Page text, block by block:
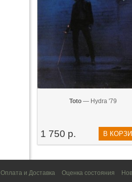
Toto— Hydra '79
1 750 р. В
Оплата и Доставка Оценка состояния